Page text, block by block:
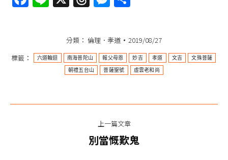
分類： 倫理．孝道
2019/08/27
標籤：
六道輪迴 南海普陀山 報父母恩 妙吉 孝道 文吉 文殊菩薩
朝禮五台山 菩薩聖號 虛雲老和尚
上一篇文章
上
別當慨歎鬼